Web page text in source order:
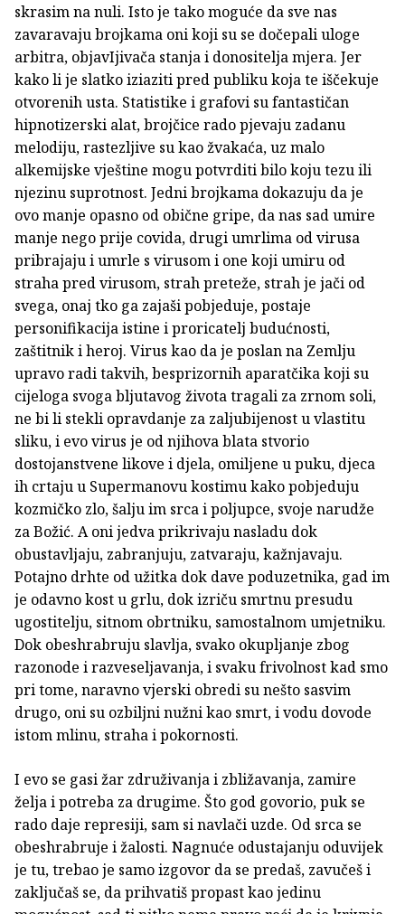
skrasim na nuli. Isto je tako moguće da sve nas
zavaravaju brojkama oni koji su se dočepali uloge
arbitra, objavIjivača stanja i donositelja mjera. Jer
kako li je slatko iziaziti pred publiku koja te iščekuje
otvorenih usta. Statistike i grafovi su fantastičan
hipnotizerski alat, brojčice rado pjevaju zadanu
melodiju, rastezljive su kao žvakaća, uz malo
alkemijske vještine mogu potvrditi bilo koju tezu ili
njezinu suprotnost. Jedni brojkama dokazuju da je
ovo manje opasno od obične gripe, da nas sad umire
manje nego prije covida, drugi umrlima od virusa
pribrajaju i umrle s virusom i one koji umiru od
straha pred virusom, strah preteže, strah je jači od
svega, onaj tko ga zajaši pobjeduje, postaje
personifikacija istine i proricatelj budućnosti,
zaštitnik i heroj. Virus kao da je poslan na Zemlju
upravo radi takvih, besprizornih aparatčika koji su
cijeloga svoga bljutavog života tragali za zrnom soli,
ne bi li stekli opravdanje za zaljubijenost u vlastitu
sliku, i evo virus je od njihova blata stvorio
dostojanstvene likove i djela, omiljene u puku, djeca
ih crtaju u Supermanovu kostimu kako pobjeduju
kozmičko zlo, šalju im srca i poljupce, svoje narudže
za Božić. A oni jedva prikrivaju nasladu dok
obustavljaju, zabranjuju, zatvaraju, kažnjavaju.
Potajno drhte od užitka dok dave poduzetnika, gad im
je odavno kost u grlu, dok izriču smrtnu presudu
ugostitelju, sitnom obrtniku, samostalnom umjetniku.
Dok obeshrabruju slavlja, svako okupljanje zbog
razonode i razveseljavanja, i svaku frivolnost kad smo
pri tome, naravno vjerski obredi su nešto sasvim
drugo, oni su ozbiljni nužni kao smrt, i vodu dovode
istom mlinu, straha i pokornosti.
I evo se gasi žar združivanja i zbližavanja, zamire
želja i potreba za drugime. Što god govorio, puk se
rado daje represiji, sam si navlači uzde. Od srca se
obeshrabruje i žalosti. Nagnuće odustajanju oduvijek
je tu, trebao je samo izgovor da se predaš, zavučeš i
zaključaš se, da prihvatiš propast kao jedinu